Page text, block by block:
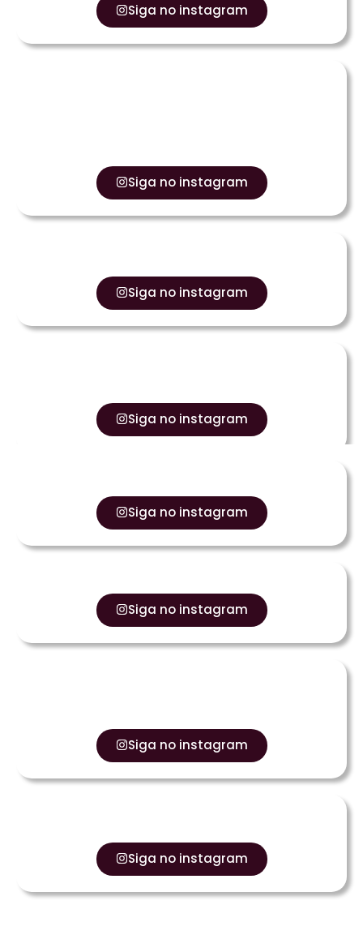
Siga no instagram
Siga no instagram
Siga no instagram
Siga no instagram
Siga no instagram
Siga no instagram
Siga no instagram
Siga no instagram